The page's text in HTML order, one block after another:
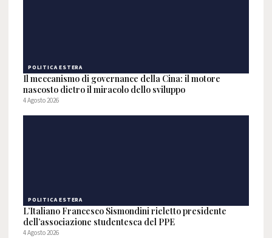
POLITICA ESTERA
Il meccanismo di governance della Cina: il motore
nascosto dietro il miracolo dello sviluppo
4 Agosto 2026
POLITICA ESTERA
L’Italiano Francesco Sismondini rieletto presidente
dell’associazione studentesca del PPE
4 Agosto 2026